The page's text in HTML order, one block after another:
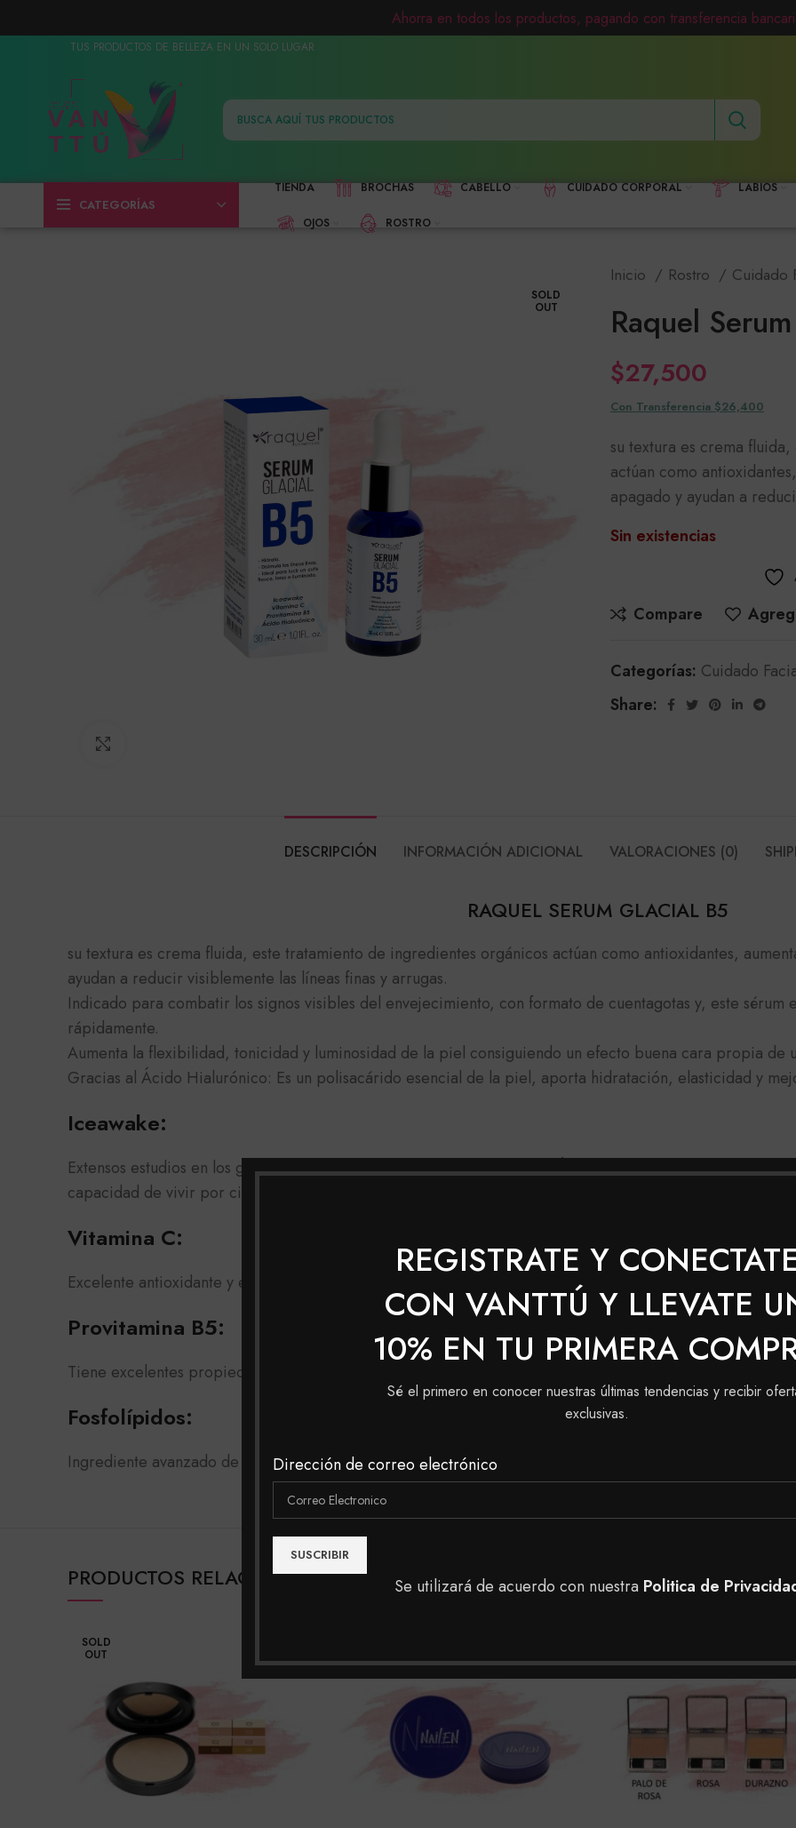
REGISTRATE Y
CON VANTTÚ Y LLEVATE
10% EN TU PRIMERA
Sé el primero en conocer nuestras últimas tendencias y recibir
exclusivas.
Dirección de correo electrónico
Se utilizará de acuerdo con nuestra Politica de
TUS PRODUCTOS DE BELLEZA EN UN SOLO LUGAR
CATEGORÍAS
TIENDA BROCHAS CABELLO CUIDADO CORPORAL LABIOS
OJOS ROSTRO
SOLD
OUT
Inicio Rostro Cuidado
Raquel
$27,500
Con Transferencia $26,400
su textura es crema
actúan como
apagado y ayudan a
Sin existencias
Compare
Categorías: Cuidado
Share:
DESCRIPCIÓN INFORMACIÓN ADICIONAL VALORACIONES (0)
RAQUEL SERUM GLACIAL B5
su textura es crema fluida, este tratamiento de ingredientes orgánicos actúan como antioxidantes,
ayudan a reducir visiblemente las líneas finas y arrugas.
Indicado para combatir los signos visibles del envejecimiento, con formato de cuentagotas y, este sérum
rápidamente.
Aumenta la flexibilidad, tonicidad y luminosidad de la piel consiguiendo un efecto buena cara propia de
Gracias al Ácido Hialurónico: Es un polisacárido esencial de la piel, aporta hidratación, elasticidad y
Iceawake:
Extensos estudios en los glaciales suizos, mostraron que el ingrediente Ácido Succínico, encontrado en
capacidad de vivir por cientos de años, energizan las células de la piel y reducen los signos prematuros
Vitamina C:
Excelente antioxidante y estimulante de la recuperación biológica de la piel.
Provitamina B5:
Tiene excelentes propiedades de absorción para la piel, acción reparadora, protege de las agresiones
Fosfolípidos:
Ingrediente avanzado de liberación de activos, ayudan a las membranas de la epidermis a incorporar
PRODUCTOS RELACIONADOS
SOLD
OUT
Ahorra en todos los productos, pagando con transferencia